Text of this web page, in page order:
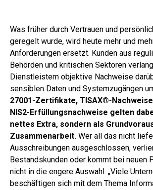
Was früher durch Vertrauen und
geregelt wurde, wird heute mehr und
Anforderungen ersetzt. Kunden aus
Behörden und kritischen Sektoren
Dienstleistern objektive Nachweise
sensiblen Daten und Systemzugängen
27001-Zertifikate, TISAX®-
NIS2-Erfüllungsnachweise gelten
nettes Extra, sondern als
Zusammenarbeit. Wer all das nicht
Ausschreibungen ausgeschlossen,
Bestandskunden oder kommt bei neuen
nicht in die engere Auswahl. „Viele
beschäftigen sich mit dem Thema